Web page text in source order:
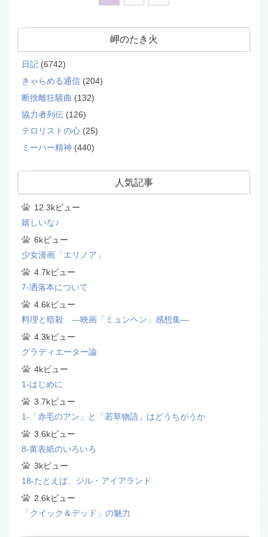
岬のたき火
日記(6742)
きゃらめる通信(204)
断捨離狂騒曲 (132)
協力者列伝(126)
テロリストの心(25)
ミーハー精神 (440)
人気記事
12.3kビュー
嬉しいな♪
6kビュー
少女漫画「エリノア」
4.7kビュー
7-洒落本について
4.6kビュー
料理と暗殺 ―映画「ミュンヘン」感想集―
4.3kビュー
グラディエーター論
4kビュー
1-はじめに
3.7kビュー
1-「赤毛のアン」と「若草物語」はどうちがうか
3.6kビュー
8-黄表紙のいろいろ
3kビュー
18-たとえば、ジル・アイアランド
2.6kビュー
「クイック＆デッド」の魅力